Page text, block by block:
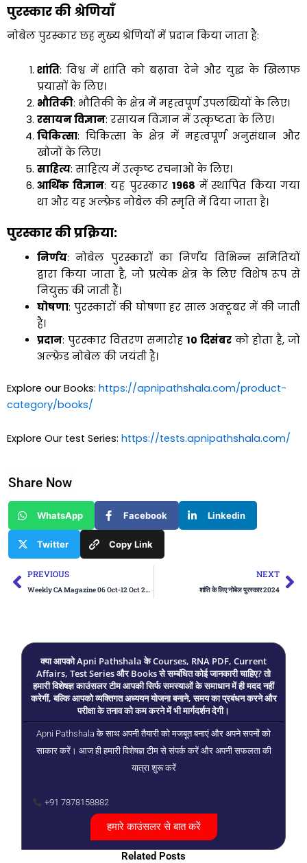
पुरस्कार की श्रेणियाँ
नोबेल पुरस्कार छह मुख्य श्रेणियों में प्रदान किया जाता है:
शांति: विश्व में शांति को बढ़ावा देने और युद्ध के खिलाफ
प्रयासों के लिए।
भौतिकी: भौतिकी के क्षेत्र में महत्वपूर्ण उपलब्धियों के लिए।
रसायन विज्ञान: रसायन विज्ञान में उत्कृष्टता के लिए।
चिकित्सा: चिकित्सा के क्षेत्र में महत्वपूर्ण अनुसंधान और
खोजों के लिए।
साहित्य: साहित्य में उत्कृष्ट रचनाओं के लिए।
आर्थिक विज्ञान: यह पुरस्कार 1968 में स्थापित किया गया
था और यह अल्फ्रेड नोबेल की स्मृति में दिया जाता है।
पुरस्कार की प्रक्रिया:
निर्णय: नोबेल पुरस्कारों का निर्णय विभिन्न समितियों
द्वारा किया जाता है, जो प्रत्येक क्षेत्र के लिए विशेष रूप से
नियुक्त की जाती हैं।
घोषणा: पुरस्कारों की घोषणा हर साल अक्टूबर में की जाती
है।
प्रदान: पुरस्कार वितरण समारोह 10 दिसंबरको होता है, जो
अल्फ्रेड नोबेल की जयंती है।
Explore our Books: https://apnipathshala.com/product-
category/books/
Explore Our test Series: https://tests.apnipathshala.com/
Share Now
WhatsApp Facebook Linkedin
Twitter Copy Link
Prev
PREVIOUS
Weekly CA Magazine​ 06 Oct-12 Oct 2024
NEXT
शांति के लिए नोबेल पुरस्कार 2024
क्या आपको Apni Pathshala के Courses, RNA PDF, Current
Affairs, Test Series और Books से सम्बंधित कोई जानकारी चाहिए? तो
हमारी विशेषज्ञ काउंसलर टीम आपकी सिर्फ समस्याओं के समाधान में ही मदद नहीं
करेगीं, बल्कि आपको व्यक्तिगत अध्ययन योजना बनाने, समय का प्रबंधन करने और
परीक्षा के तनाव को कम करने में भी मार्गदर्शन देगी।
Apni Pathshala के साथ अपनी तैयारी को मजबूत बनाएं और अपने सपनों को
साकार करें। आज ही हमारी विशेषज्ञ टीम से संपर्क करें और अपनी सफलता की
यात्रा शुरू करें
+91 7878158882
हमारे काउंसलर से बात करें
Related Posts